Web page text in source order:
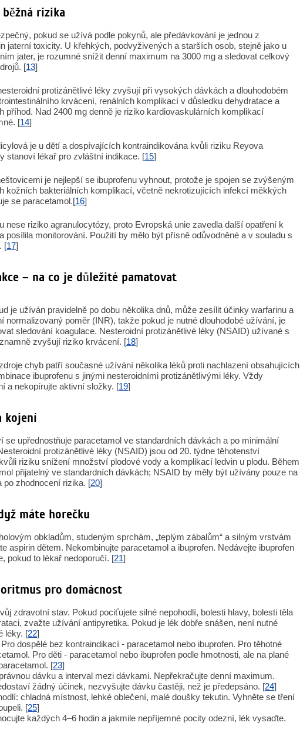
rizika
pokud se užívá podle pokynů, ale předávkování je jednou z
jaterní toxicity. U křehkých, podvyživených a starších osob, stejně jako u
jater, je rozumné snížit denní maximum na 3000 mg a sledovat celkový
[13]
protizánětlivé léky zvyšují při vysokých dávkách a dlouhodobém
krvácení, renálních komplikací v důsledku dehydratace a
příhod. Nad 2400 mg denně je riziko kardiovaskulárních komplikací
[14]
je u dětí a dospívajících kontraindikována kvůli riziku Reyova
stanoví lékař pro zvláštní indikace. [15]
je nejlepší se ibuprofenu vyhnout, protože je spojen se zvýšeným
kožních bakteriálních komplikací, včetně nekrotizujících infekcí měkkých
se paracetamol.[16]
nese riziko agranulocytózy, proto Evropská unie zavedla další opatření k
posílila monitorování. Použití by mělo být přísně odůvodněné a v souladu s
[17]
– na co je důležité pamatovat
je užíván pravidelně po dobu několika dnů, může zesílit účinky warfarinu a
normalizovaný poměr (INR), takže pokud je nutné dlouhodobé užívání, je
sledování koagulace. Nesteroidní protizánětlivé léky (NSAID) užívané s
zvyšují riziko krvácení. [18]
chyb patří současné užívání několika léků proti nachlazení obsahujících
ibuprofenu s jinými nesteroidními protizánětlivými léky. Vždy
a nekopírujte aktivní složky. [19]
kojení
se upřednostňuje paracetamol ve standardních dávkách a po minimální
protizánětlivé léky (NSAID) jsou od 20. týdne těhotenství
riziku snížení množství plodové vody a komplikací ledvin u plodu. Během
přijatelný ve standardních dávkách; NSAID by měly být užívány pouze na
po zhodnocení rizika. [20]
máte horečku
obkladům, studeným sprchám, „teplým zábalům“ a silným vrstvám
aspirin dětem. Nekombinujte paracetamol a ibuprofen. Nedávejte ibuprofen
pokud to lékař nedoporučí. [21]
pro domácnost
zdravotní stav. Pokud pociťujete silné nepohodlí, bolesti hlavy, bolesti těla
zvažte užívání antipyretika. Pokud je lék dobře snášen, není nutné
léky. [22]
dospělé bez kontraindikací - paracetamol nebo ibuprofen. Pro těhotné
Pro děti - paracetamol nebo ibuprofen podle hmotnosti, ale na plané
[23]
dávku a interval mezi dávkami. Nepřekračujte denní maximum.
žádný účinek, nezvyšujte dávku častěji, než je předepsáno. [24]
chladná místnost, lehké oblečení, malé doušky tekutin. Vyhněte se tření
[25]
každých 4–6 hodin a jakmile nepříjemné pocity odezní, lék vysaďte.